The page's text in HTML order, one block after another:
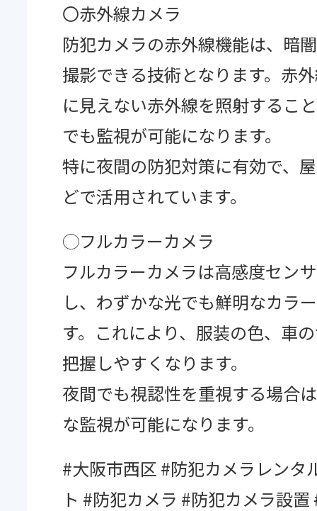
Facebook
〇赤外線カメラ
防犯カメラの赤外線機能は、暗
撮影できる技術となります。赤
に見えない赤外線を照射するこ
でも監視が可能になります。
特に夜間の防犯対策に有効で、
どで活用されています。
◯フルカラーカメラ
フルカラーカメラは高感度セン
し、わずかな光でも鮮明なカラ
す。これにより、服装の色、車
把握しやすくなります。
夜間でも視認性を重視する場合
な監視が可能になります。
#大阪市西区 #防犯カメラレンタ
ト #防犯カメラ #防犯カメラ設